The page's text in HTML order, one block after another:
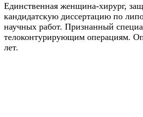
Единственная женщина-хирург,
кандидатскую диссертацию по
научных работ. Признанный
телоконтурирующим операциям.
лет.